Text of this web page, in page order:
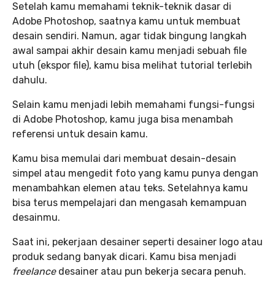
Setelah kamu memahami teknik-teknik dasar di
Adobe Photoshop, saatnya kamu untuk membuat
desain sendiri. Namun, agar tidak bingung langkah
awal sampai akhir desain kamu menjadi sebuah file
utuh (ekspor file), kamu bisa melihat tutorial terlebih
dahulu.
Selain kamu menjadi lebih memahami fungsi-fungsi
di Adobe Photoshop, kamu juga bisa menambah
referensi untuk desain kamu.
Kamu bisa memulai dari membuat desain-desain
simpel atau mengedit foto yang kamu punya dengan
menambahkan elemen atau teks. Setelahnya kamu
bisa terus mempelajari dan mengasah kemampuan
desainmu.
Saat ini, pekerjaan desainer seperti desainer logo atau
produk sedang banyak dicari. Kamu bisa menjadi
freelance desainer atau pun bekerja secara penuh.